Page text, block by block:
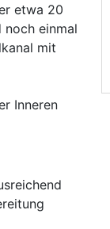
etwa 20
einmal
mit
Inneren